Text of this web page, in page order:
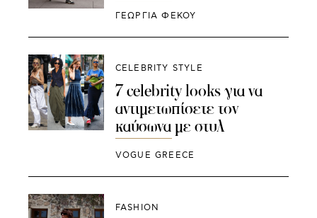
ΓΕΩΡΓΙΑ ΦΕΚΟΥ
CELEBRITY STYLE
7 celebrity looks για να
αντιμετωπίσετε τον
καύσωνα με στυλ
VOGUE GREECE
FASHION